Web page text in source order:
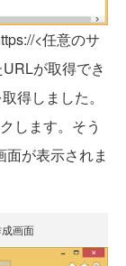
<任意のサ
が取得でき
得しました。
します。そう
が表示されま
画面